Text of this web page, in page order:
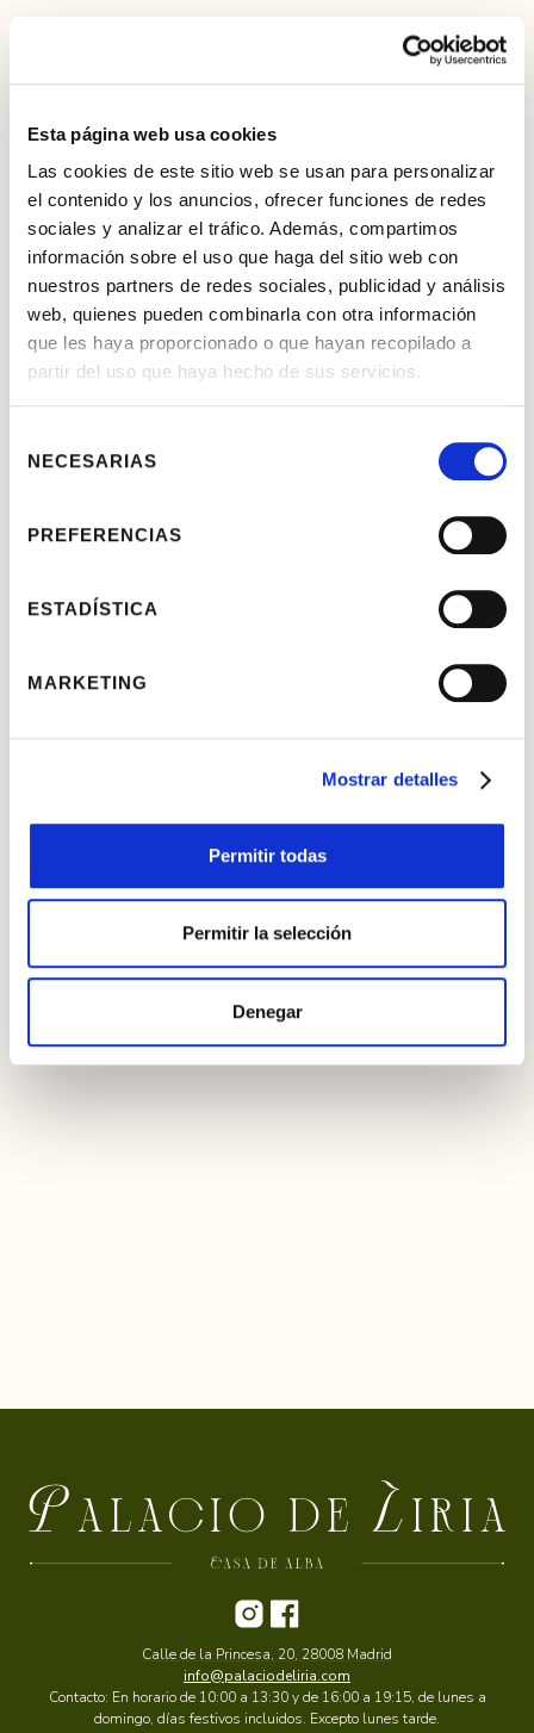
Esta página web usa cookies
Las cookies de este sitio web se usan para personalizar
el contenido y los anuncios, ofrecer funciones de redes
sociales y analizar el tráfico. Además, compartimos
información sobre el uso que haga del sitio web con
nuestros partners de redes sociales, publicidad y análisis
web, quienes pueden combinarla con otra información
que les haya proporcionado o que hayan recopilado a
partir del uso que haya hecho de sus servicios.
NECESARIAS
PREFERENCIAS
ESTADÍSTICA
MARKETING
Mostrar detalles
Permitir todas
Permitir la selección
Denegar
Calle de la Princesa, 20, 28008 Madrid
info@palaciodeliria.com
Contacto: En horario de 10:00 a 13:30 y de 16:00 a 19:15, de lunes a
domingo, días festivos incluidos. Excepto lunes tarde.